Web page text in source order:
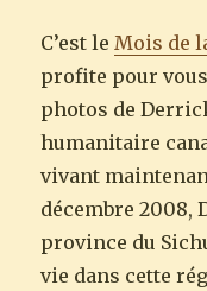
C’est leMois de
profite pour
photos de
humanitaire
vivant
décembre 2008,
province du
vie dans cette